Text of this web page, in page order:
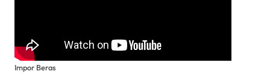
Impor Beras